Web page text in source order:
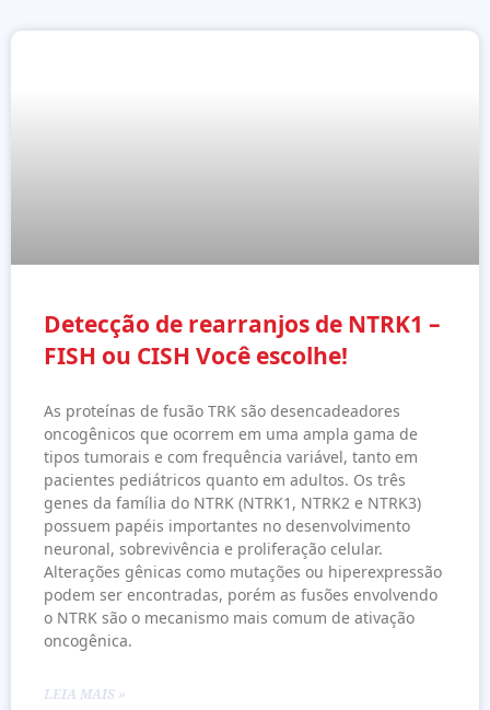
Detecção de rearranjos de NTRK1 –
FISH ou CISH Você escolhe!
As proteínas de fusão TRK são desencadeadores
oncogênicos que ocorrem em uma ampla gama de
tipos tumorais e com frequência variável, tanto em
pacientes pediátricos quanto em adultos. Os três
genes da família do NTRK (NTRK1, NTRK2 e NTRK3)
possuem papéis importantes no desenvolvimento
neuronal, sobrevivência e proliferação celular.
Alterações gênicas como mutações ou hiperexpressão
podem ser encontradas, porém as fusões envolvendo
o NTRK são o mecanismo mais comum de ativação
oncogênica.
LEIA MAIS »